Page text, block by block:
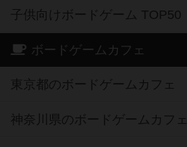
子供向けボードゲーム TOP50
ボードゲームカフェ
東京都のボードゲームカフェ
神奈川県のボードゲームカフェ